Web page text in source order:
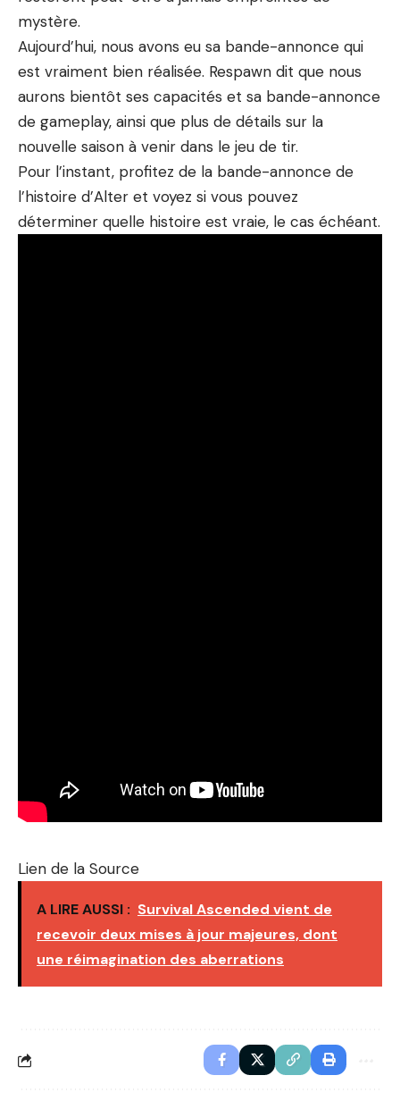
mystère.
Aujourd’hui, nous avons eu sa bande-annonce qui
est vraiment bien réalisée. Respawn dit que nous
aurons bientôt ses capacités et sa bande-annonce
de gameplay, ainsi que plus de détails sur la
nouvelle saison à venir dans le jeu de tir.
Pour l’instant, profitez de la bande-annonce de
l’histoire d’Alter et voyez si vous pouvez
déterminer quelle histoire est vraie, le cas échéant.
Lien de la Source
A LIRE AUSSI : Survival Ascended vient de
recevoir deux mises à jour majeures, dont
une réimagination des aberrations